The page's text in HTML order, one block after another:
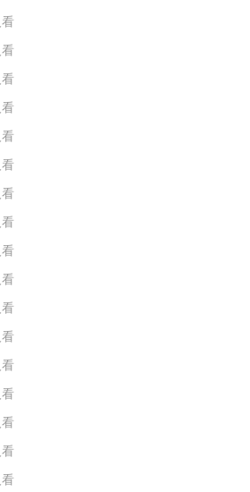
看
看
看
看
看
看
看
看
看
看
看
看
看
看
看
看
看